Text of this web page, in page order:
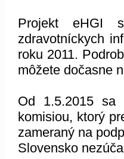
Projekt eHGI
zdravotníckych
roku 2011.
môžete dočasne
Od 1.5.2015 sa
komisiou, ktorý
zameraný na
Slovensko